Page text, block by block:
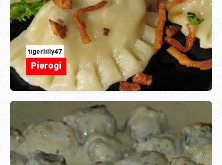
tigerlilly47
Pierogi